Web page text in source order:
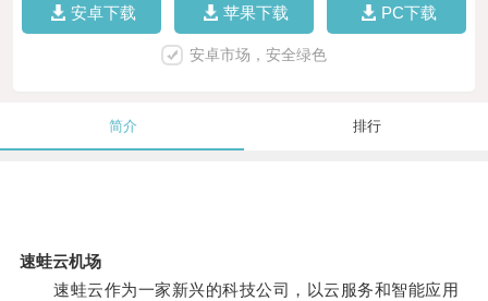
安卓下载 苹果下载 PC下载
安卓市场，安全绿色
简介 排行
速蛙云机场
速蛙云作为一家新兴的科技公司，以云服务和智能应用